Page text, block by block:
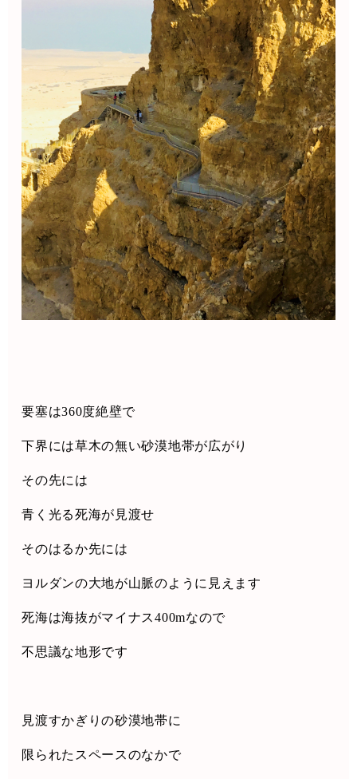
要塞は360度絶壁で
下界には草木の無い砂漠地帯が広がり
その先には
青く光る死海が見渡せ
そのはるか先には
ヨルダンの大地が山脈のように見えます
死海は海抜がマイナス400mなので
不思議な地形です
見渡すかぎりの砂漠地帯に
限られたスペースのなかで